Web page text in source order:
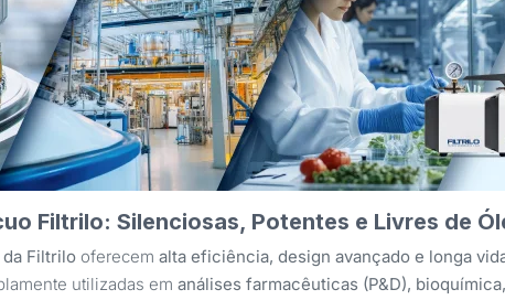
Filtrilo: Silenciosas, Potentes e Livres de
da Filtrilo oferecemalta eficiência, design avançado e longa
utilizadas emanálises farmacêuticas (P&D),